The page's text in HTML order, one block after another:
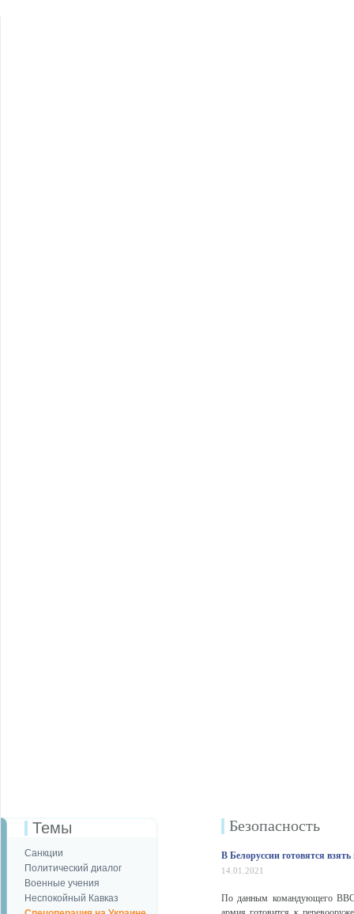
Темы
Санкции
Политический диалог
Военные учения
Неспокойный Кавказ
Безопаcность
В Белоруссии готовятся
14.01.2021
По данным командующего ВВС